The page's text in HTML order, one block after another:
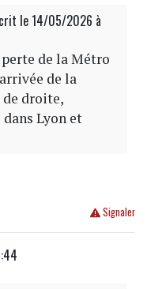
le 14/05/2026 à
de la Métro
de la
droite,
Lyon et
Signaler